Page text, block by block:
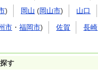
) 岡山 (岡山市) 山口
市 ・ 福岡市) 佐賀 長崎
す